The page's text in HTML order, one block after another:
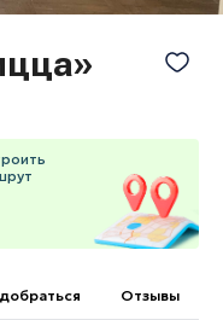
Отзывы